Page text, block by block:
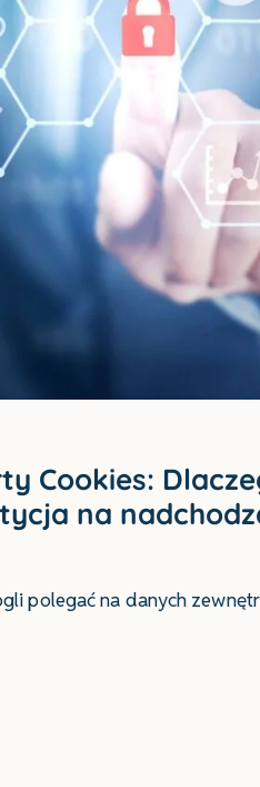
Cookies:
na
polegać na danych